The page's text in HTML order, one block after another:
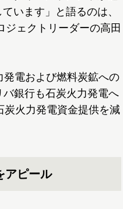
います」と語るのは、
ジェクトリーダーの高田
発電および燃料炭鉱への
銀行も石炭火力発電へ
炭火力発電資金提供を減
アピール